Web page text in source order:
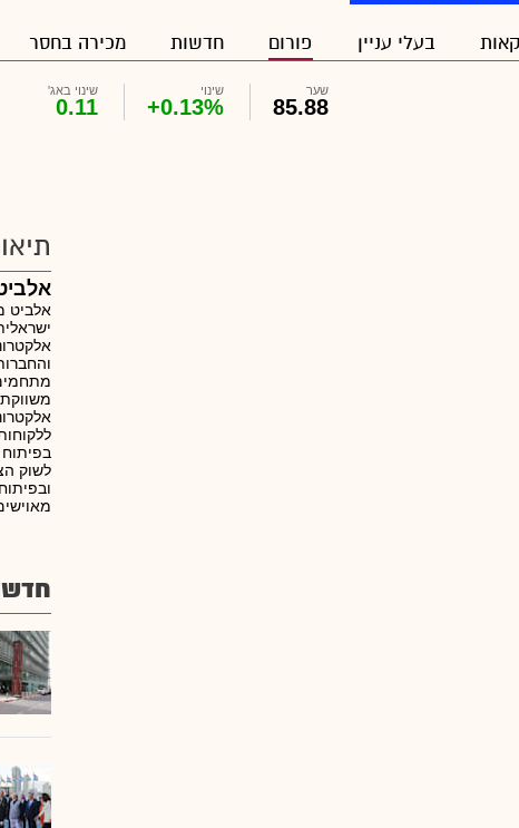
בעלי עניין פורום חדשות מכירה בחסר
שער
85.88
שינוי
+0.13%
שינוי באג'
0.11
אלביט
לשוק